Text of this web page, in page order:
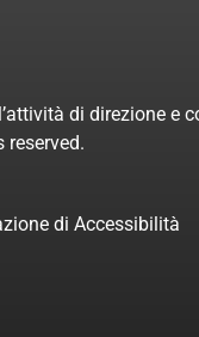
di direzione e
reserved.
di Accessibilità